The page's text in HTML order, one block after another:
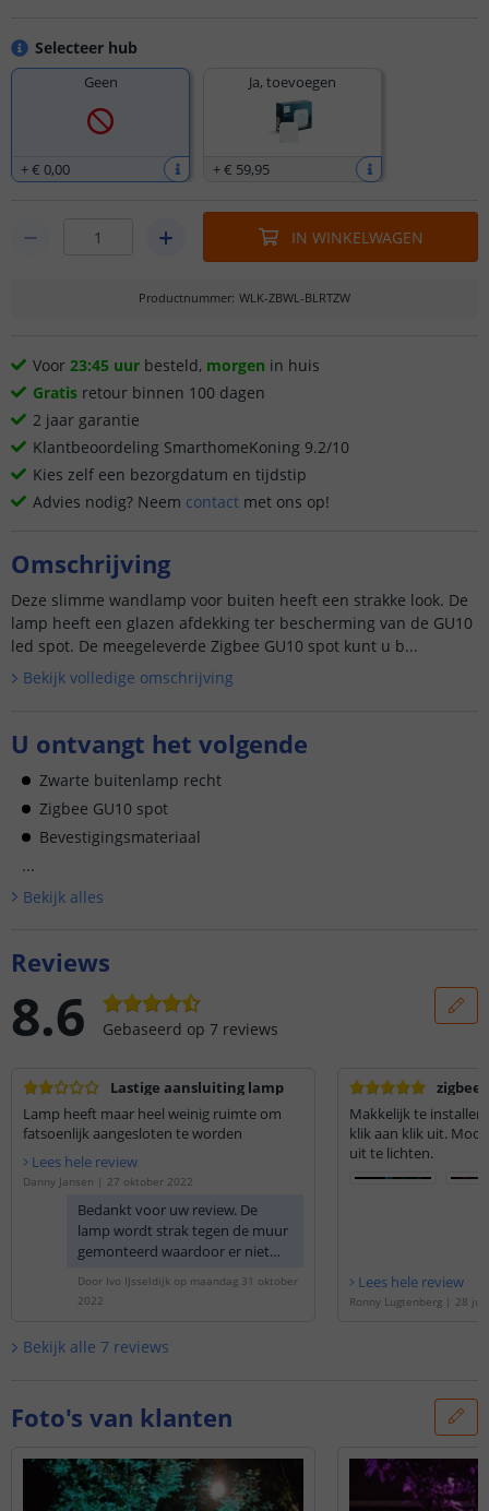
Selecteer hub
Geen
+€ 0,00
Ja, toevoegen
+€ 59,95
IN WINKELWAGEN
Productnummer: WLK-ZBWL-BLRTZW
Voor 23:45 uur besteld, morgen in huis
Gratis retour binnen 100 dagen
2 jaar garantie
Klantbeoordeling SmarthomeKoning 9.2/10
Kies zelf een bezorgdatum en tijdstip
Advies nodig? Neem contact met ons op!
Omschrijving
Deze slimme wandlamp voor buiten heeft een strakke look. De
lamp heeft een glazen afdekking ter bescherming van de GU10
led spot. De meegeleverde Zigbee GU10 spot kunt u b...
Bekijk volledige omschrijving
U ontvangt het volgende
Zwarte buitenlamp recht
Zigbee GU10 spot
Bevestigingsmateriaal
...
Bekijk alles
Reviews
8.6 Gebaseerd op 7 reviews
Lastige aansluiting lamp
Lamp heeft maar heel weinig ruimte om
fatsoenlijk aangesloten te worden
Lees hele review
Danny Jansen | 27 oktober 2022
Bedankt voor uw review. De
lamp wordt strak tegen de muur
gemonteerd waardoor er niet
aan te sluiten. Het resultaat is
Door Ivo IJsseldijk op maandag 31 oktober
2022
zigbee
Makkelijk te
klik aan klik uit.
uit te lichten.
Lees hele review
Ronny Lugtenberg| 28
Bekijk alle 7 reviews
Foto's van klanten